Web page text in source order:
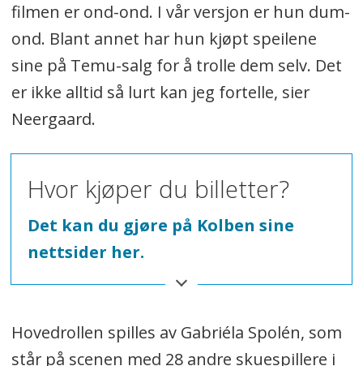
filmen er ond-ond. I vår versjon er hun dum-
ond. Blant annet har hun kjøpt speilene
sine på Temu-salg for å trolle dem selv. Det
er ikke alltid så lurt kan jeg fortelle, sier
Neergaard.
Hvor kjøper du billetter?
Det kan du gjøre på Kolben sine
nettsider her.
Hovedrollen spilles av Gabriéla Spolén, som
står på scenen med 28 andre skuespillere i